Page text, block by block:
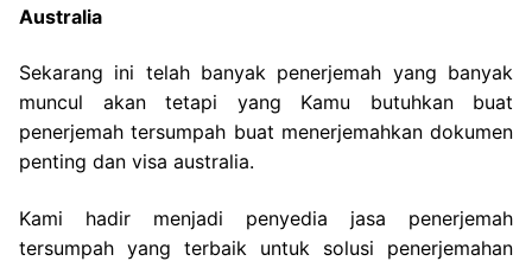
Australia
Sekarang ini telah banyak penerjemah yang banyak
muncul akan tetapi yang Kamu butuhkan buat
penerjemah tersumpah buat menerjemahkan dokumen
penting dan visa australia.
Kami hadir menjadi penyedia jasa penerjemah
tersumpah yang terbaik untuk solusi penerjemahan